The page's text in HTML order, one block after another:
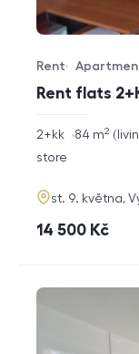
Rent flats
Offer type
Rent
Property type
rozměry
2+kk 84 m2
funkce
store
adresa
st. 9. května,
cena
14 500 Kč